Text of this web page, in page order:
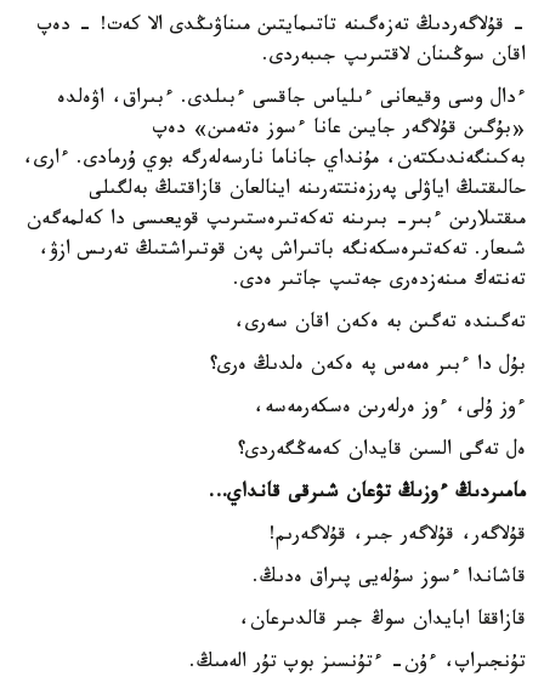
- قۇلاگەردىڭ تەزەگىنە تاتىمايتىن مىناۋىڭدى الا كەت! - دەپ
اقان سوڭىنان لاقتىرىپ جىبەردى.
ءدال وسى وقيعانى ءىلياس جاقسى ءبىلدى. ءبىراق، اۋەلدە
«بۇگىن قۇلاگەر جايىن عانا ءسوز ەتەمىن» دەپ
بەكىنگەندىكتەن، مۇنداي جاناما نارسەلەرگە بوي ۇرمادى. ءارى،
حالىقتىڭ اياۋلى پەرزەنتتەرىنە اينالعان قازاقتىڭ بەلگىلى
مىقتىلارىن ءبىر- بىرىنە تەكەتىرەستىرىپ قويعىسى دا كەلمەگەن
شىعار. تەكەتىرەسكەنگە باتىراش پەن قوتىراشتىڭ تەرىس ازۋ،
تەنتەك مىنەزدەرى جەتىپ جاتىر ەدى.
تەگىندە تەگىن بە ەكەن اقان سەرى،
بۇل دا ءبىر ەمەس پە ەكەن ەلدىڭ ەرى؟
ءوز ۇلى، ءوز ەرلەرىن ەسكەرمەسە،
ەل تەگى السىن قايدان كەمەڭگەردى؟
مامىردىڭ ءوزىڭ تۋعان شىرقى قانداي…
قۇلاگەر، قۇلاگەر جىر، قۇلاگەرىم!
قاشاندا ءسوز سۇلەيى پىراق ەدىڭ.
قازاققا ابايدان سوڭ جىر قالدىرعان،
تۇنجىراپ، ءۇن- ءتۇنسىز بوپ تۇر الەمىڭ.